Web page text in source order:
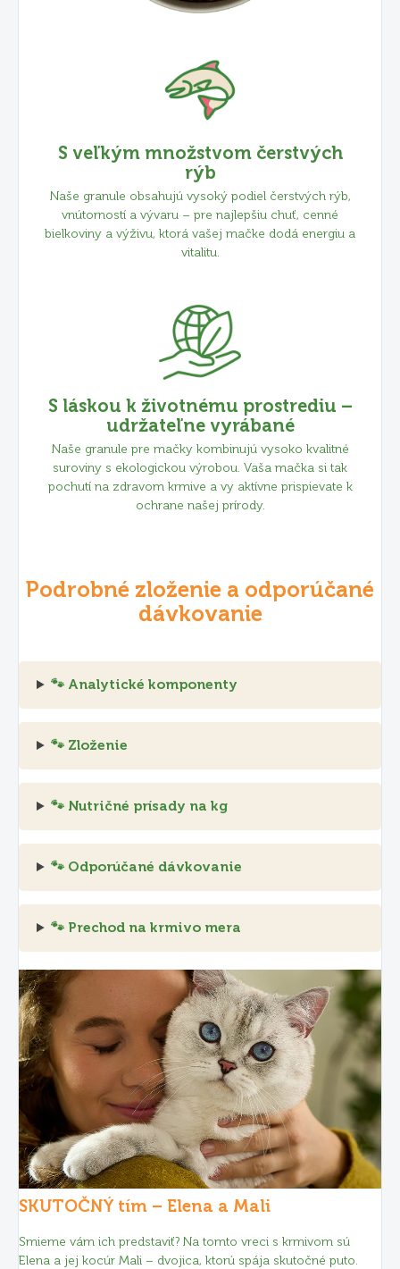
S veľkým množstvom čerstvých
rýb
Naše granule obsahujú vysoký podiel čerstvých rýb,
vnútorností a vývaru – pre najlepšiu chuť, cenné
bielkoviny a výživu, ktorá vašej mačke dodá energiu a
vitalitu.
S láskou k životnému prostrediu –
udržateľne vyrábané
Naše granule pre mačky kombinujú vysoko kvalitné
suroviny s ekologickou výrobou. Vaša mačka si tak
pochutí na zdravom krmive a vy aktívne prispievate k
ochrane našej prírody.
Podrobné zloženie a odporúčané
dávkovanie
🐾 Analytické komponenty
🐾 Zloženie
🐾 Nutričné prísady na kg
🐾 Odporúčané dávkovanie
🐾 Prechod na krmivo mera
SKUTOČNÝ tím – Elena a Mali
Smieme vám ich predstaviť? Na tomto vreci s krmivom sú
Elena a jej kocúr Mali – dvojica, ktorú spája skutočné puto.